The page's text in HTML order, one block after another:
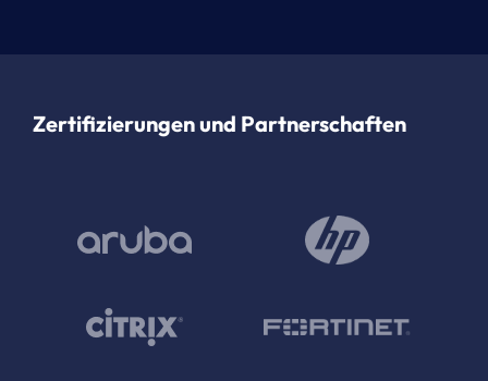
Zertifizierungen und Partnerschaften